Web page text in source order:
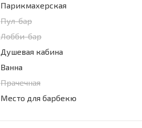
Парикмахерская
Пул-бар
Лобби-бар
Душевая кабина
Ванна
Прачечная
Место для барбекю